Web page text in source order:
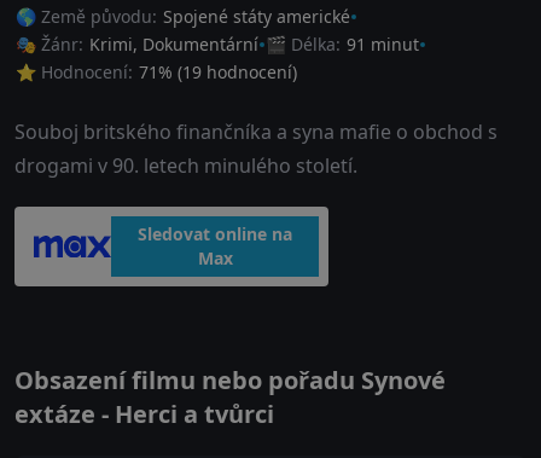
🌎 Země původu: Spojené státy americké
🎭 Žánr: Krimi, Dokumentární 🎬 Délka: 91 minut
⭐ Hodnocení: 71% (19 hodnocení)
Souboj britského finančníka a syna mafie o obchod s
drogami v 90. letech minulého století.
Sledovat online na
Max
Obsazení filmu nebo pořadu Synové
extáze - Herci a tvůrci